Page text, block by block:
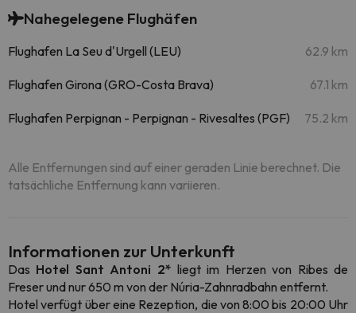
Nahegelegene Flughäfen
Flughafen La Seu d'Urgell (LEU) 62.9 km
Flughafen Girona (GRO-Costa Brava) 67.1 km
Flughafen Perpignan - Perpignan - Rivesaltes (PGF) 75.2 km
Alle Entfernungen sind auf einer geraden Linie berechnet. Die
tatsächliche Entfernung kann variieren.
Informationen zur Unterkunft
Das Hotel Sant Antoni 2* liegt im Herzen von Ribes de
Freser und nur 650 m von der Núria-Zahnradbahn entfernt.
Hotel verfügt über eine Rezeption, die von 8:00 bis 20:00 Uhr